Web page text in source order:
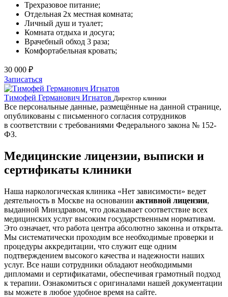
Трехразовое питание;
Отдельная 2х местная комната;
Личный душ и туалет;
Комната отдыха и досуга;
Врачебный обход 3 раза;
Комфортабельная кровать;
30 000 ₽
Записаться
Тимофей Германович Игнатов Директор клиники
Все персональные данные, размещённые на данной странице,
опубликованы с письменного согласия сотрудников
в соответствии с требованиями Федерального закона № 152-
ФЗ.
Медицинские лицензии, выписки и
сертификаты клиники
Наша наркологическая клиника «Нет зависимости» ведет
деятельность в Москве на основании активной лицензии,
выданной Минздравом, что доказывает соответствие всех
медицинских услуг высоким государственным нормативам.
Это означает, что работа центра абсолютно законна и открыта.
Мы систематически проходим все необходимые проверки и
процедуры аккредитации, что служит еще одним
подтверждением высокого качества и надежности наших
услуг. Все наши сотрудники обладают необходимыми
дипломами и сертификатами, обеспечивая грамотный подход
к терапии. Ознакомиться с оригиналами нашей документации
вы можете в любое удобное время на сайте.